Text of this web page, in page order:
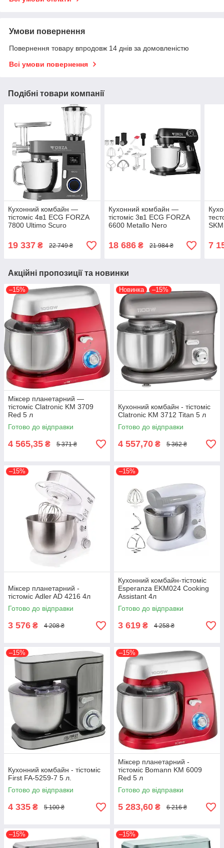
Умови повернення
Повернення товару впродовж 14 днів за домовленістю
Всі умови повернення
Подібні товари компанії
Кухонний комбайн —
тістоміс 4в1 ECG FORZA
7800 Ultimo Scuro
19 337 ₴ 22 749 ₴
Кухонний комбайн —
тістоміс 3в1 ECG FORZA
6600 Metallo Nero
18 686₴ 21 984 ₴ 7
Акційні пропозиції та новинки
–15%
Міксер планетарний —
тістоміс Clatronic KM 3709
Red 5 л
Готово до відправки
4 565,35 ₴ 5 371 ₴
Новинка –15%
Кухонний комбайн - тістоміс
Clatronic KM 3712 Titan 5 л
Готово до відправки
4 557,70 ₴ 5 362 ₴
–15%
Міксер планетарний -
тістоміс Adler AD 4216 4л
Готово до відправки
3 576 ₴ 4 208 ₴
–15%
Кухонний комбайн-тістоміс
Esperanza EKM024 Cooking
Assistant 4л
Готово до відправки
3 619 ₴ 4 258 ₴
–15%
Кухонний комбайн - тістоміс
First FA-5259-7 5 л.
Готово до відправки
4 335 ₴ 5 100 ₴
–15%
Міксер планетарний -
тістоміс Bomann KM 6009
Red 5 л
Готово до відправки
5 283,60 ₴ 6 216 ₴
–15% –15%